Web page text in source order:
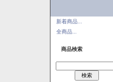
新着商品...
全商品...
商品検索